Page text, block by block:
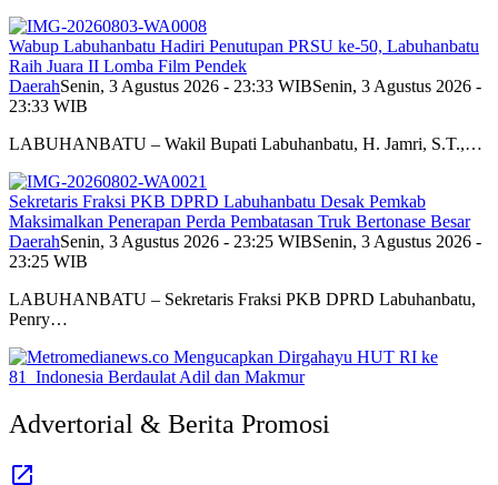
Wabup Labuhanbatu Hadiri Penutupan PRSU ke-50, Labuhanbatu
Raih Juara II Lomba Film Pendek
DaerahSenin, 3 Agustus 2026 - 23:33 WIBSenin, 3 Agustus 2026 -
23:33 WIB
LABUHANBATU – Wakil Bupati Labuhanbatu, H. Jamri, S.T.,…
Sekretaris Fraksi PKB DPRD Labuhanbatu Desak Pemkab
Maksimalkan Penerapan Perda Pembatasan Truk Bertonase Besar
DaerahSenin, 3 Agustus 2026 - 23:25 WIBSenin, 3 Agustus 2026 -
23:25 WIB
LABUHANBATU – Sekretaris Fraksi PKB DPRD Labuhanbatu,
Penry…
Advertorial & Berita Promosi